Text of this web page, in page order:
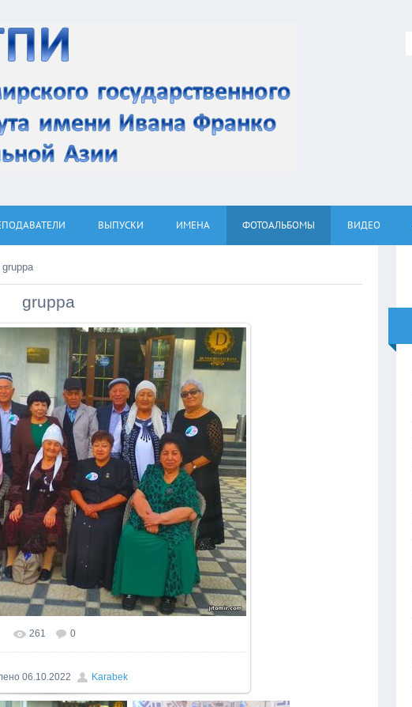
ВЫПУСКИ ИМЕНА ФОТОАЛЬБОМЫ ВИДЕО
gruppa
261 0
06.10.2022 Karabek